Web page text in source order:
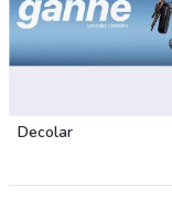
Decolar